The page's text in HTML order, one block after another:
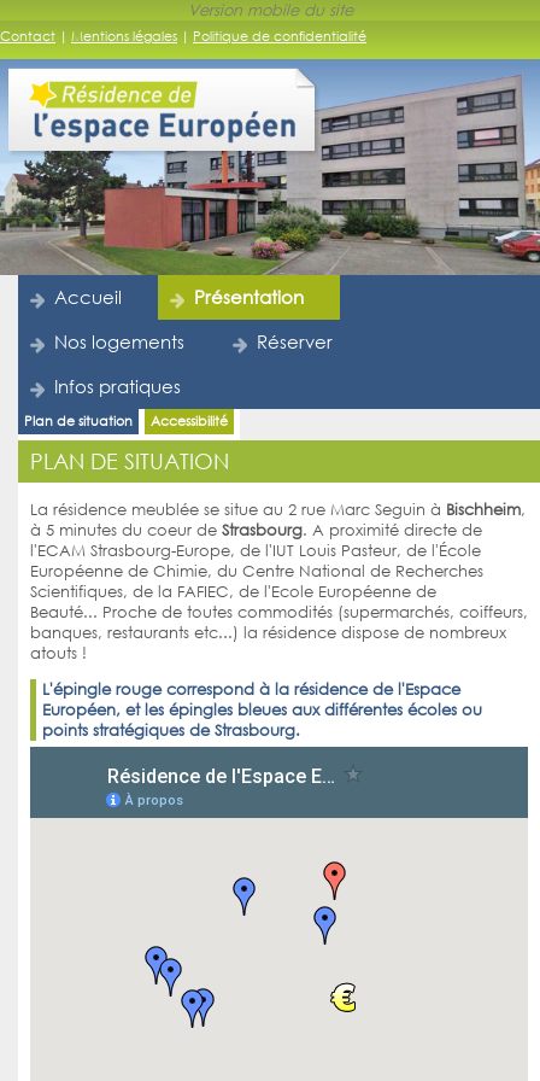
Contact | Mentions légales | Politique de confidentialité
Accueil
Présentation
Nos logements
Réserver
Infos pratiques
Plan de situation Accessibilité
PLAN DE SITUATION
La résidence meublée se situe au 2 rue Marc Seguin à Bischheim,
à 5 minutes du coeur de Strasbourg. A proximité directe de
l'ECAM Strasbourg-Europe, de l'IUT Louis Pasteur, de l'École
Européenne de Chimie, du Centre National de Recherches
Scientifiques, de la FAFIEC, de l'Ecole Européenne de
Beauté... Proche de toutes commodités (supermarchés, coiffeurs,
banques, restaurants etc...) la résidence dispose de nombreux
atouts !
L'épingle rouge correspond à la résidence de l'Espace
Européen, et les épingles bleues aux différentes écoles ou
points stratégiques de Strasbourg.